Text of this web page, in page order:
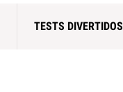
TESTS DIVERTIDOS